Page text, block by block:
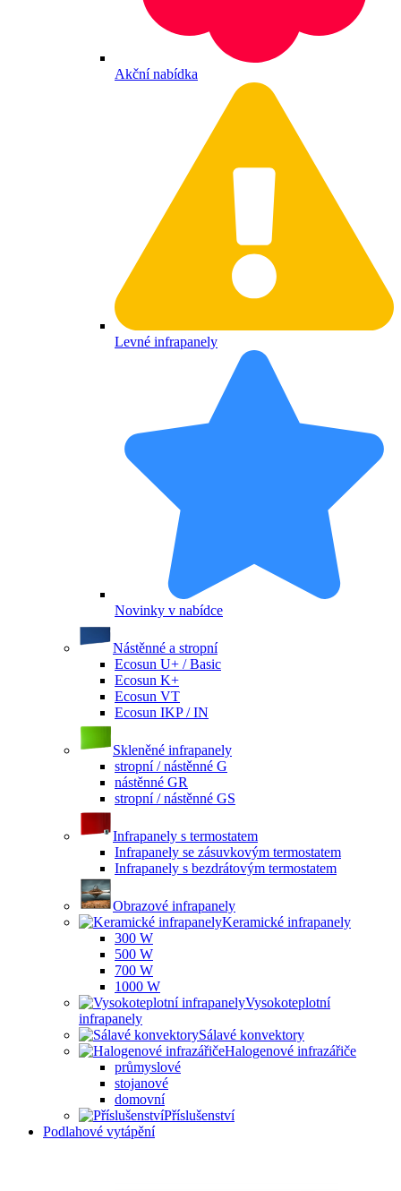
Akční nabídka
Levné infrapanely
Novinky v nabídce
Nástěnné a stropní
Ecosun U+ / Basic
Ecosun K+
Ecosun VT
Ecosun IKP / IN
Skleněné infrapanely
stropní / nástěnné G
nástěnné GR
stropní / nástěnné GS
Infrapanely s termostatem
Infrapanely se zásuvkovým termostatem
Infrapanely s bezdrátovým termostatem
Obrazové infrapanely
Keramické infrapanely
300 W
500 W
700 W
1000 W
Vysokoteplotní
infrapanely
Sálavé konvektory
Halogenové infrazářiče
průmyslové
stojanové
domovní
Příslušenství
Podlahové vytápění